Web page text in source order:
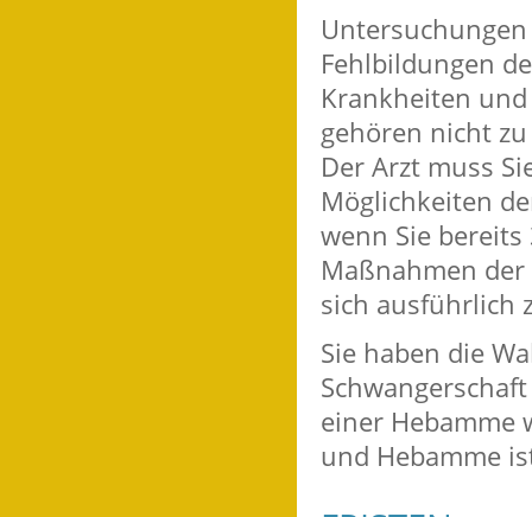
Fehlbildungen
Krankheiten
gehören nicht
Der Arzt muss
Möglichkeiten
wenn Sie
Maßnahmen
sich ausführlich
Sie haben die
einer Hebamme
und Hebamme